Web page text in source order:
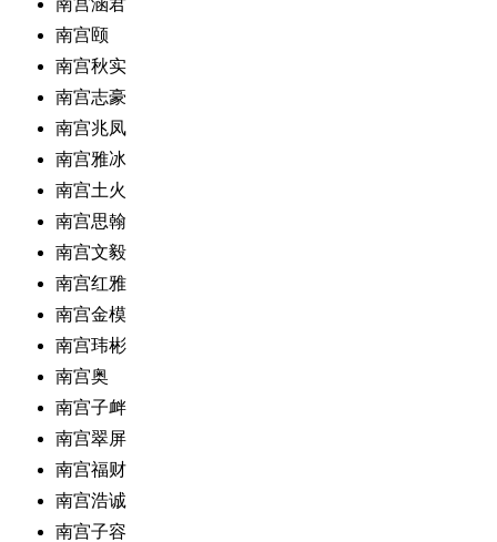
南宫颐
南宫秋实
南宫志豪
南宫兆凤
南宫雅冰
南宫土火
南宫思翰
南宫文毅
南宫红雅
南宫金模
南宫玮彬
南宫奥
南宫子衅
南宫翠屏
南宫福财
南宫浩诚
南宫子容